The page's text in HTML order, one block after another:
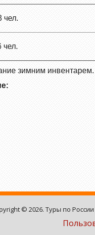
чел.
чел.
зимним инвентарем.
© 2026. Туры по